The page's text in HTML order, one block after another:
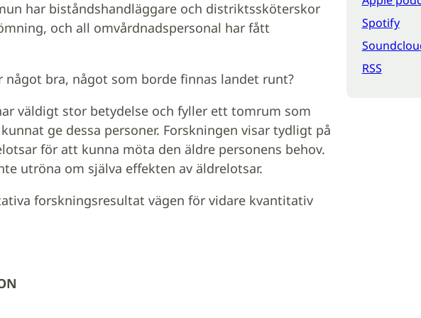
har biståndshandläggare och distriktssköterskor
och all omvårdnadspersonal har fått
något bra, något som borde finnas landet runt?
väldigt stor betydelse och fyller ett tomrum som
ge dessa personer. Forskningen visar tydligt på
för att kunna möta den äldre personens behov.
utröna om själva effekten av äldrelotsar.
forskningsresultat vägen för vidare kvantitativ
Spotify
RSS